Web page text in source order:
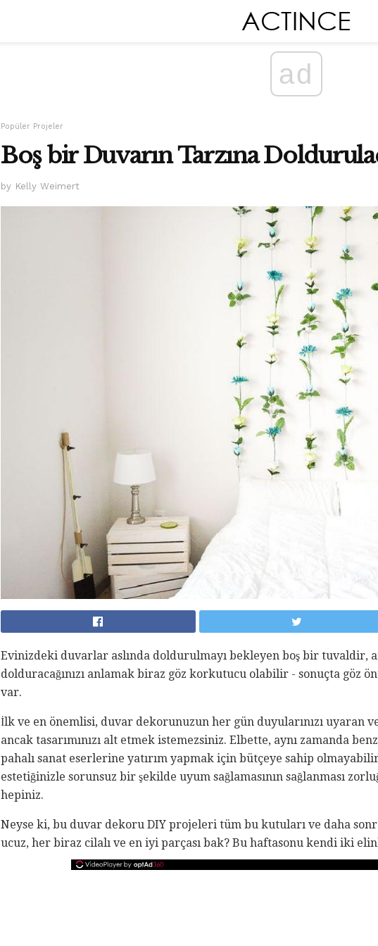
ad
Popüler Projeler
Boş bir Duvarın Tarzına
by Kelly Weimert
Evinizdeki duvarlar aslında doldurulmayı bekleyen boş bir tuvaldir,
dolduracağınızı anlamak biraz göz korkutucu olabilir - sonuçta göz
var.
İlk ve en önemlisi, duvar dekorunuzun her gün duyularınızı uyaran
ancak tasarımınızı alt etmek istemezsiniz. Elbette, aynı zamanda
pahalı sanat eserlerine yatırım yapmak için bütçeye sahip
estetiğinizle sorunsuz bir şekilde uyum sağlamasının sağlanması
hepiniz.
Neyse ki, bu duvar dekoru DIY projeleri tüm bu kutuları ve daha
ucuz, her biraz cilalı ve en iyi parçası bak? Bu haftasonu kendi iki